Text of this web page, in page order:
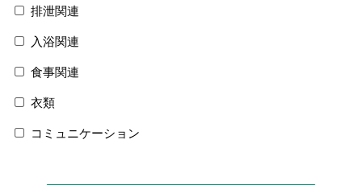
排泄関連
入浴関連
食事関連
衣類
コミュニケーション